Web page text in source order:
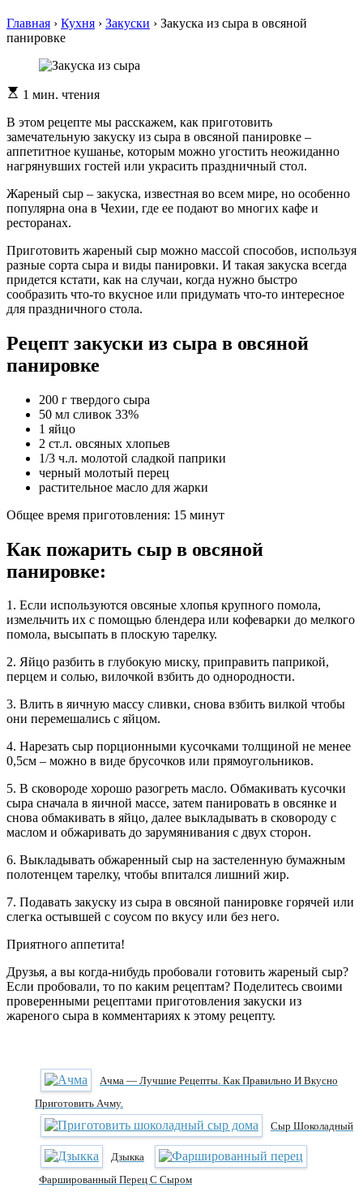
Главная › Кухня › Закуски › Закуска из сыра в овсяной
панировке
Расчетное
чтения
1 мин. чтения
В этом рецепте мы расскажем, как приготовить
замечательную закуску из сыра в овсяной панировке –
аппетитное кушанье, которым можно угостить неожиданно
нагрянувших гостей или украсить праздничный стол.
Жареный сыр – закуска, известная во всем мире, но особенно
популярна она в Чехии, где ее подают во многих кафе и
ресторанах.
Приготовить жареный сыр можно массой способов, используя
разные сорта сыра и виды панировки. И такая закуска всегда
придется кстати, как на случаи, когда нужно быстро
сообразить что-то вкусное или придумать что-то интересное
для праздничного стола.
Рецепт закуски из сыра в овсяной
панировке
200 г твердого сыра
50 мл сливок 33%
1 яйцо
2 ст.л. овсяных хлопьев
1/3 ч.л. молотой сладкой паприки
черный молотый перец
растительное масло для жарки
Общее время приготовления: 15 минут
Как пожарить сыр в овсяной
панировке:
1. Если используются овсяные хлопья крупного помола,
измельчить их с помощью блендера или кофеварки до мелкого
помола, высыпать в плоскую тарелку.
2. Яйцо разбить в глубокую миску, приправить паприкой,
перцем и солью, вилочкой взбить до однородности.
3. Влить в яичную массу сливки, снова взбить вилкой чтобы
они перемешались с яйцом.
4. Нарезать сыр порционными кусочками толщиной не менее
0,5см – можно в виде брусочков или прямоугольников.
5. В сковороде хорошо разогреть масло. Обмакивать кусочки
сыра сначала в яичной массе, затем панировать в овсянке и
снова обмакивать в яйцо, далее выкладывать в сковороду с
маслом и обжаривать до зарумянивания с двух сторон.
6. Выкладывать обжаренный сыр на застеленную бумажным
полотенцем тарелку, чтобы впитался лишний жир.
7. Подавать закуску из сыра в овсяной панировке горячей или
слегка остывшей с соусом по вкусу или без него.
Приятного аппетита!
Друзья, а вы когда-нибудь пробовали готовить жареный сыр?
Если пробовали, то по каким рецептам? Поделитесь своими
проверенными рецептами приготовления закуски из
жареного сыра в комментариях к этому рецепту.
Ачма — Лучшие Рецепты. Как Правильно И Вкусно
Приготовить Ачму.
Сыр Шоколадный
Дзыкка
Фаршированный Перец С Сыром